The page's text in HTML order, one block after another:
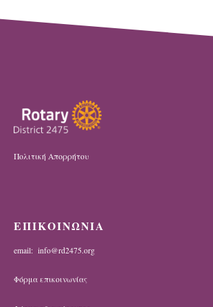
Πολιτική Απορρήτου
ΕΠΙΚΟΙΝΩΝΙΑ
email: info@rd2475.org
Φόρμα επικοινωνίας